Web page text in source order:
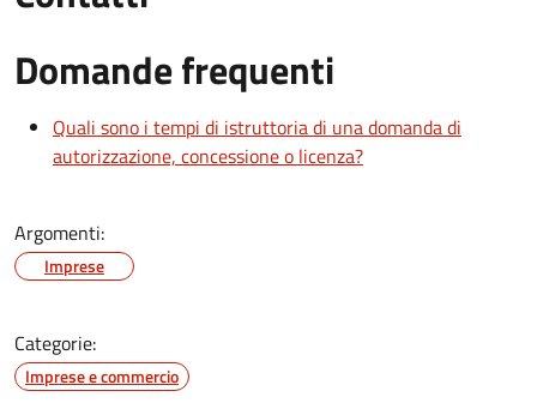
Domande frequenti
Quali sono i tempi di istruttoria di una domanda di
autorizzazione, concessione o licenza?
Argomenti:
Imprese
Categorie:
Imprese e commercio